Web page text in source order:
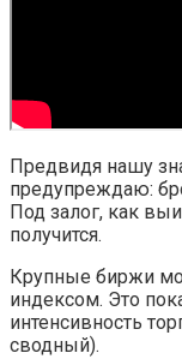
Предвидя нашу
предупреждаю:
Под залог, как
получится.
Крупные биржи
индексом. Это
интенсивность
сводный).